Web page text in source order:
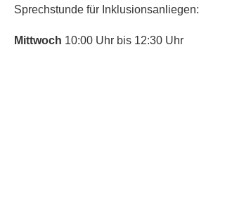
Sprechstunde für Inklusionsanliegen:
Mittwoch 10:00 Uhr bis 12:30 Uhr